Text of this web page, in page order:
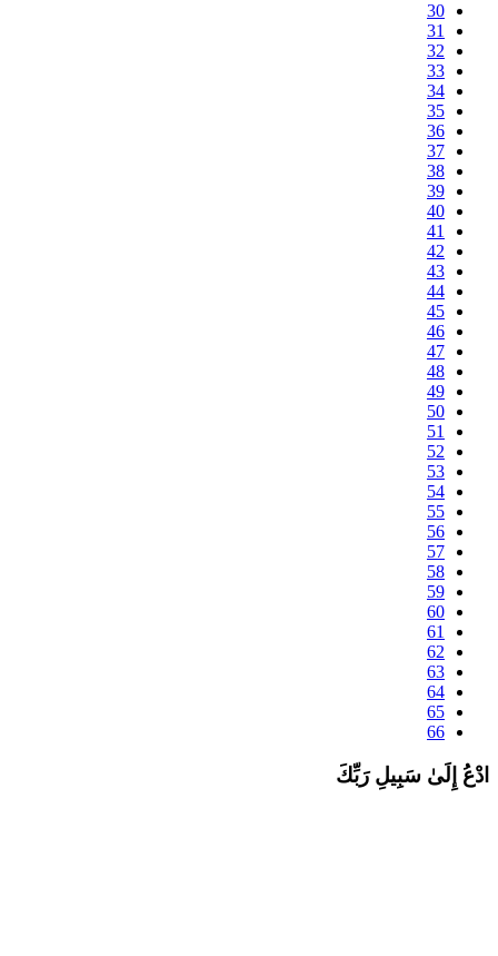
30
31
32
33
34
35
36
37
38
39
40
41
42
43
44
45
46
47
48
49
50
51
52
53
54
55
56
57
58
59
60
61
62
63
64
65
66
إِلَىٰ سَبِيلِ رَبِّكَ